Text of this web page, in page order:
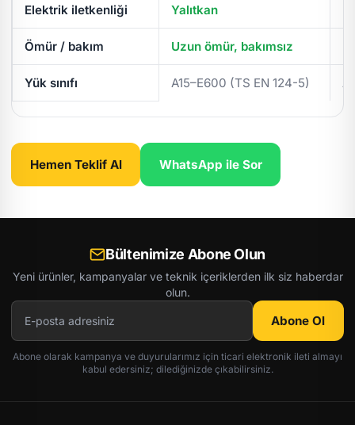
Elektrik iletkenliği Yalıtkan
Ömür / bakım Uzun ömür, bakımsız
Yük sınıfı A15–E600 (TS EN 124-5)
Hemen Teklif Al WhatsApp ile Sor
Bültenimize Abone Olun
Yeni ürünler, kampanyalar ve teknik içeriklerden ilk siz haberdar
olun.
Abone Ol
Abone olarak kampanya ve duyurularımız için ticari elektronik ileti almayı
kabul edersiniz; dilediğinizde çıkabilirsiniz.